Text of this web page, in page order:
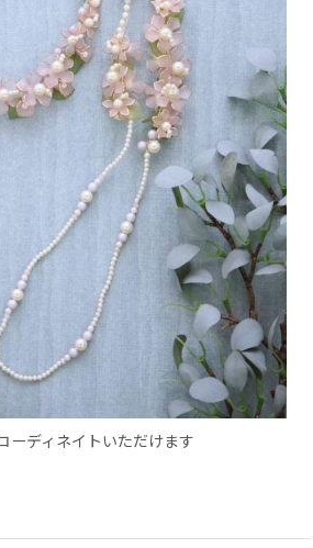
ーディネイトいただけます